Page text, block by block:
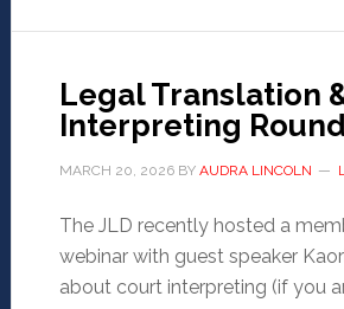
Legal Translation
Interpreting
MARCH 20, 2026BY AUDRA LINCOLN
The JLD recently hosted a
webinar with guest speaker
about court interpreting (if you